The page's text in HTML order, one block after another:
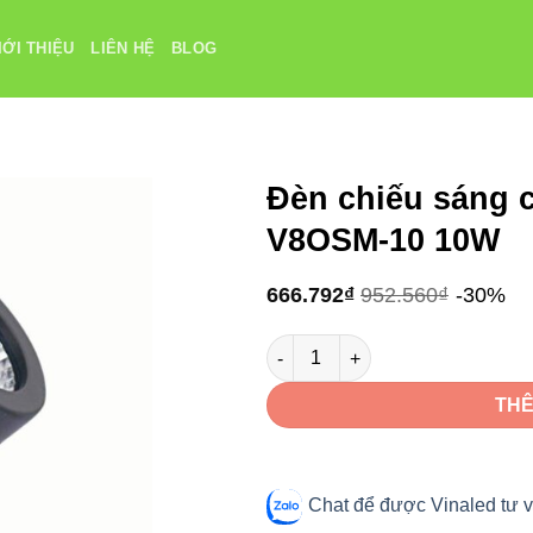
THIỆU LIÊN HỆ BLOG
Đèn chiếu sáng
V8OSM-10 10W
666.792₫ 952.560₫ -30%
Đèn chiếu sáng cảnh quang
Chat để được Vinaled tư